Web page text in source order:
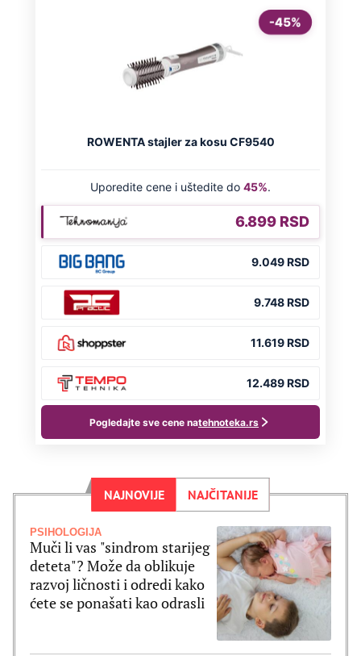
NAJNOVIJE NAJČITANIJE
PSIHOLOGIJA
Muči li vas "sindrom starijeg
deteta"? Može da oblikuje
razvoj ličnosti i odredi kako
ćete se ponašati kao odrasli